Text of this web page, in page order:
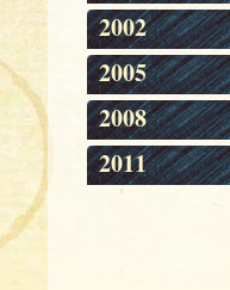
2002
2005
2008
2011